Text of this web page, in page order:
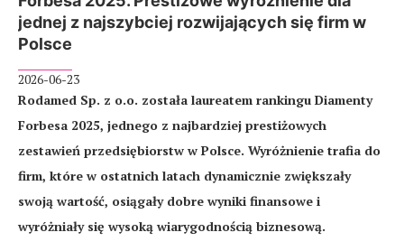
jednej z najszybciej rozwijających się firm w
Polsce
2026-06-23
Rodamed Sp. z o.o. została laureatem rankingu Diamenty
Forbesa 2025, jednego z najbardziej prestiżowych
zestawień przedsiębiorstw w Polsce. Wyróżnienie trafia do
firm, które w ostatnich latach dynamicznie zwiększały
swoją wartość, osiągały dobre wyniki finansowe i
wyróżniały się wysoką wiarygodnością biznesową.